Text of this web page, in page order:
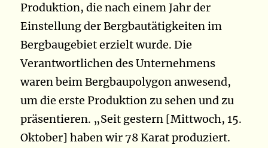
Produktion, die nach einem Jahr der
Einstellung der Bergbautätigkeiten im
Bergbaugebiet erzielt wurde. Die
Verantwortlichen des Unternehmens
waren beim Bergbaupolygon anwesend,
um die erste Produktion zu sehen und zu
präsentieren. „Seit gestern [Mittwoch, 15.
Oktober] haben wir 78 Karat produziert.